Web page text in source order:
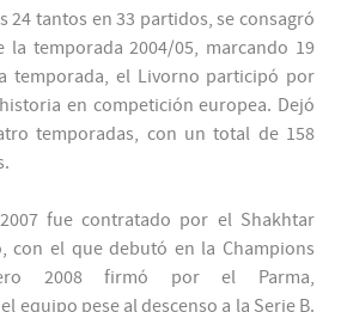
24 tantos en 33 partidos, se consagró
la temporada 2004/05, marcando 19
temporada, el Livorno participó por
en competición europea. Dejó
temporadas, con un total de 158
fue contratado por el Shakhtar
con el que debutó en la Champions
2008 firmó por el Parma,
equipo pese al descenso a la Serie B.